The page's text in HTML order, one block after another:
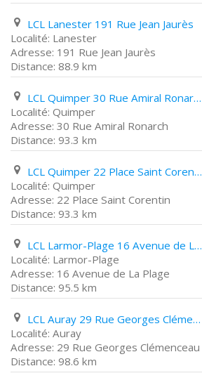
LCL Lanester 191 Rue Jean Jaurès
Lanester
191 Rue Jean Jaurès
88.9 km
LCL Quimper 30 Rue Amiral Ronarch
Quimper
30 Rue Amiral Ronarch
93.3 km
LCL Quimper 22 Place Saint Corentin
Quimper
22 Place Saint Corentin
93.3 km
LCL Larmor-Plage 16 Avenue de La Plage
Larmor-Plage
16 Avenue de La Plage
95.5 km
LCL Auray 29 Rue Georges Clémenceau
Auray
29 Rue Georges Clémenceau
98.6 km